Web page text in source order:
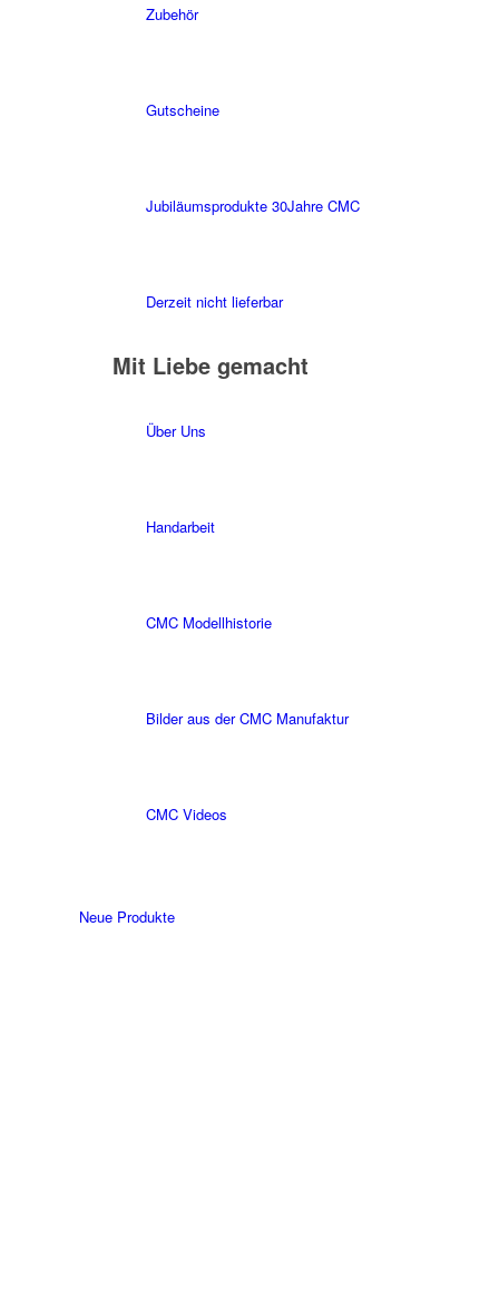
Zubehör
Gutscheine
Jubiläumsprodukte 30Jahre CMC
Derzeit nicht lieferbar
Mit Liebe gemacht
Über Uns
Handarbeit
CMC Modellhistorie
Bilder aus der CMC Manufaktur
CMC Videos
Neue Produkte